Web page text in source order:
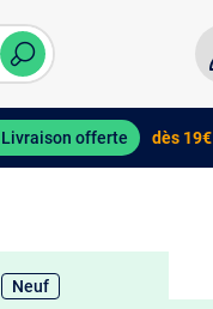
Livraison offerte dès 19€
Neuf